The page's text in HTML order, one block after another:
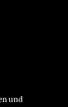
und